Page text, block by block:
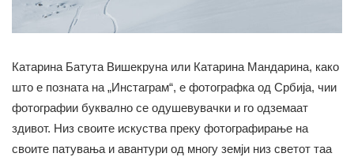
Катарина Батута Вишекруна или Катарина Мандарина, како
што е позната на „Инстаграм“, е фотографка од Србија, чии
фотографии буквално се одушевувачки и го одземаат
здивот. Низ своите искуства преку фотографирање на
своите патувања и авантури од многу земји низ светот таа